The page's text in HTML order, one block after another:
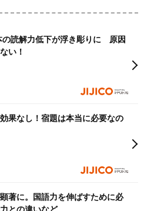
の読解力低下が浮き彫りに 原因
い！
果なし！宿題は本当に必要なの
著に。国語力を伸ばすために必